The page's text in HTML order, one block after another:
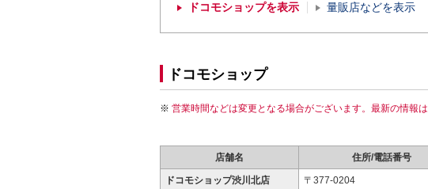
ドコモショップを表示 量販店などを表示
ドコモショップ
営業時間などは変更となる場合がございます。最新の情報は
店舗名 住所/電話番号
ドコモショップ渋川北店
〒377-0204